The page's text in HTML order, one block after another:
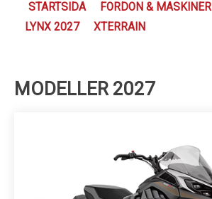
STARTSIDA
FORDON & MASKINER
LYNX 2027
XTERRAIN
MODELLER 2027